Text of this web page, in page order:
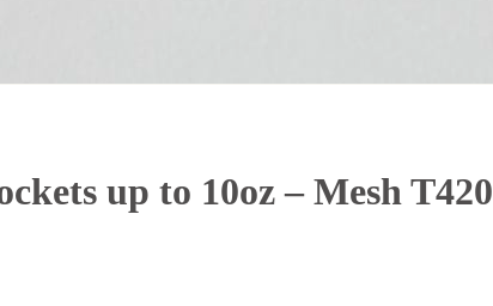
up to 10oz – Mesh T420